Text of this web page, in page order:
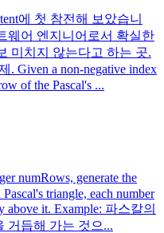
에 첫 참전해 보았습니
웨어 엔지니어로서 확실한
미치지 않는다고 하는 곳.
Given a non-negative index
of the Pascal's ...
numRows, generate the
triangle, each number
above it. Example: 파스칼의
거듭해 가는 것으...